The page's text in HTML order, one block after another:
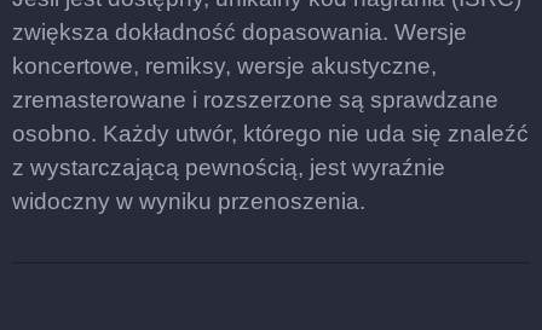
zwiększa dokładność dopasowania. Wersje
koncertowe, remiksy, wersje akustyczne,
zremasterowane i rozszerzone są sprawdzane
osobno. Każdy utwór, którego nie uda się znaleźć
z wystarczającą pewnością, jest wyraźnie
widoczny w wyniku przenoszenia.